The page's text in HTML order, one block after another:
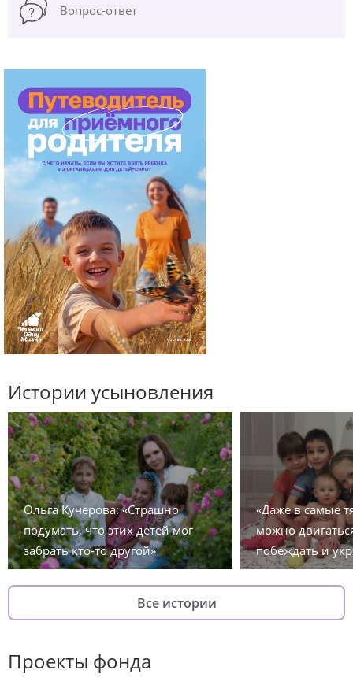
Вопрос-ответ
Истории усыновления
Ольга Кучерова: «Страшно
подумать, что этих детей мог
забрать кто-то другой»
«Даже в самые
можно
побеждать и
Все истории
Проекты фонда